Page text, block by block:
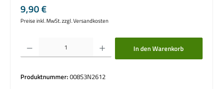
Regulärer Preis:
9,90 €
Preise inkl. MwSt. zzgl. Versandkosten
Produkt Anzahl: Gib den gewünschten Wert ein oder benutze die Schaltflächen um
In den Warenkorb
Produktnummer:008S3N2612